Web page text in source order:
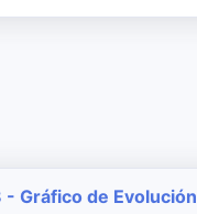
Gráfico de Evolución